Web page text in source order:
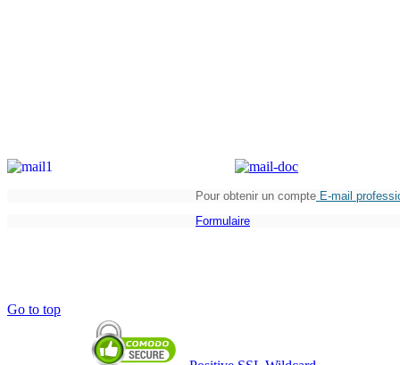
Pour obtenir un compte E-mail
Formulaire
Go to top